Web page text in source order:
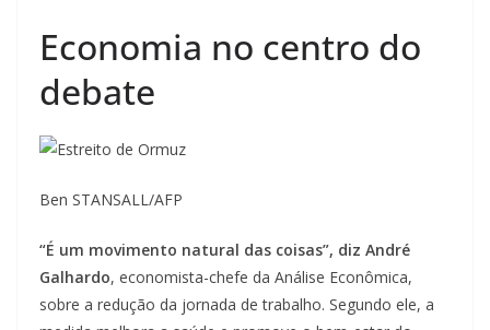
Economia no centro do
debate
Ben STANSALL/AFP
“É um movimento natural das coisas”, diz André
Galhardo, economista-chefe da Análise Econômica,
sobre a redução da jornada de trabalho. Segundo ele, a